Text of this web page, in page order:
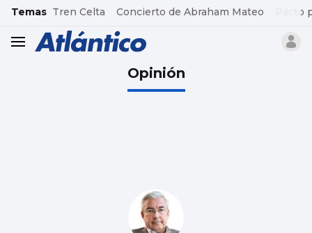
common.go-to-content
Temas Tren Celta Concierto de Abraham Mateo Pacto
header.menu.open
Opinión